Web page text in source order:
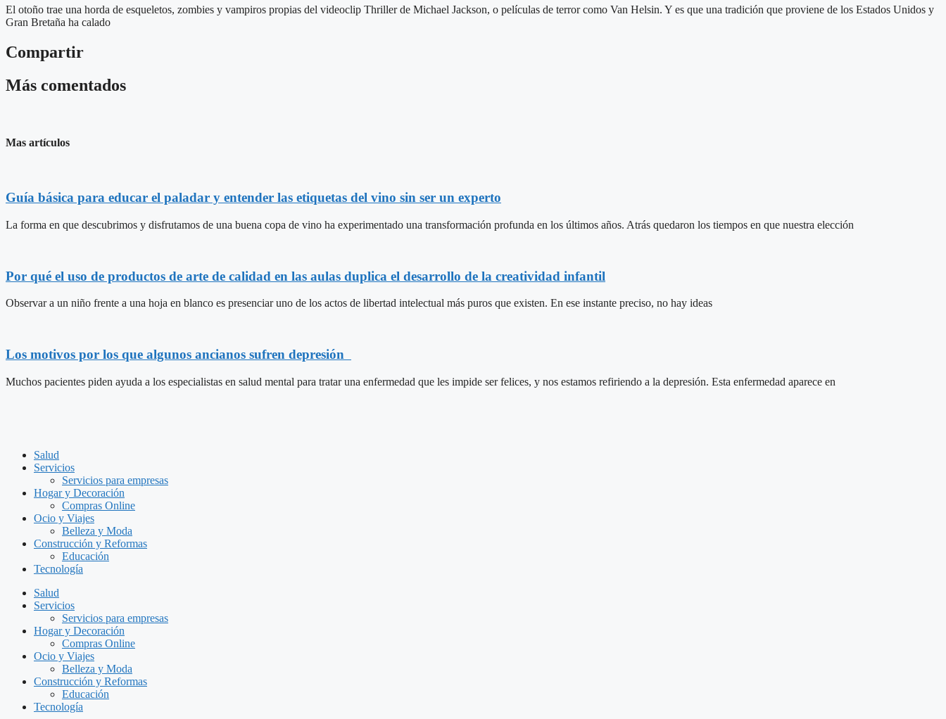
El otoño trae una horda de esqueletos, zombies y vampiros propias del videoclip Thriller de Michael Jackson, o películas de terror como Van Helsin. Y es que una tradición que proviene de los Estados Unidos y
Gran Bretaña ha calado
Compartir
Más comentados
Mas artículos
Guía básica para educar el paladar y entender las etiquetas del vino sin ser un experto
La forma en que descubrimos y disfrutamos de una buena copa de vino ha experimentado una transformación profunda en los últimos años. Atrás quedaron los tiempos en que nuestra elección
Por qué el uso de productos de arte de calidad en las aulas duplica el desarrollo de la creatividad infantil
Observar a un niño frente a una hoja en blanco es presenciar uno de los actos de libertad intelectual más puros que existen. En ese instante preciso, no hay ideas
Los motivos por los que algunos ancianos sufren depresión
Muchos pacientes piden ayuda a los especialistas en salud mental para tratar una enfermedad que les impide ser felices, y nos estamos refiriendo a la depresión. Esta enfermedad aparece en
Salud
Servicios
Servicios para empresas
Hogar y Decoración
Compras Online
Ocio y Viajes
Belleza y Moda
Construcción y Reformas
Educación
Tecnología
Salud
Servicios
Servicios para empresas
Hogar y Decoración
Compras Online
Ocio y Viajes
Belleza y Moda
Construcción y Reformas
Educación
Tecnología